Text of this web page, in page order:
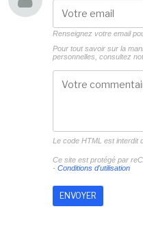
Renseignez votre email
Pour tout savoir sur la
personnelles, consultez
Le code HTML est interdit
Ce site est protégé par
- Conditions d'utilisation